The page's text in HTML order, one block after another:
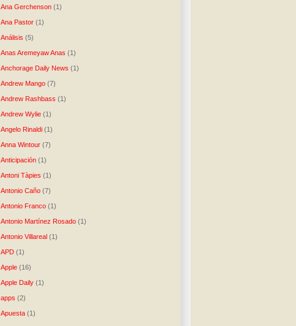
Ana Gerchenson (1)
Ana Pastor (1)
Análisis (5)
Anas Aremeyaw Anas (1)
Anchorage Daily News (1)
Andrew Mango (7)
Andrew Rashbass (1)
Andrew Wylie (1)
Angelo Rinaldi (1)
Anna Wintour (7)
Anticipación (1)
Antoni Tàpies (1)
Antonio Caño (7)
Antonio Franco (1)
Antonio Martínez Rosado (1)
Antonio Villareal (1)
APD (1)
Apple (16)
Apple Daily (1)
apps (2)
Apuesta (1)